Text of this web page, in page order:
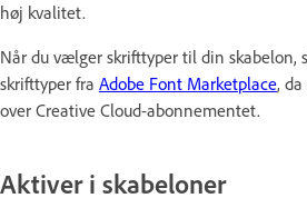
høj kvalitet.
Når du vælger skrifttyper til din skabelon,
skrifttyper fra Adobe Font Marketplace,
over Creative Cloud-abonnementet.
Aktiver i skabeloner